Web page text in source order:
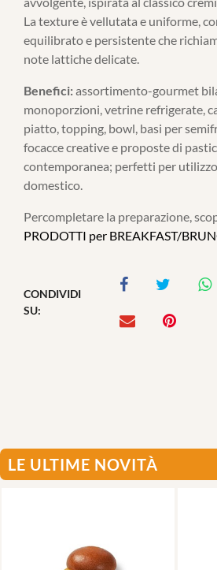
La texture è vellutata e uniforme,
equilibrato e persistente che
note lattiche delicate.
Benefici:assortimento-gourmet
monoporzioni, vetrine refrigerate,
piatto, topping, bowl, basi per
focacce creative e proposte di
contemporanea; perfetti per
domestico.
Percompletare la preparazione,
PRODOTTI per BREAKFAST/
CONDIVIDI
SU:
LE ULTIME NOVITÀ